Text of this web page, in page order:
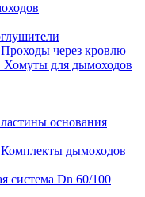
Проходы через кровлю
Хомуты для дымоходов
основания
Комплекты дымоходов
Dn 60/100